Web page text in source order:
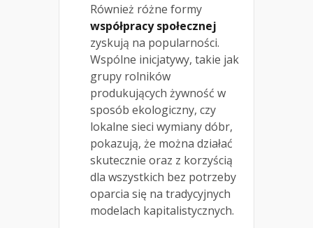
Również różne formy
współpracy społecznej
zyskują na popularności.
Wspólne inicjatywy, takie jak
grupy rolników
produkujących żywność w
sposób ekologiczny, czy
lokalne sieci wymiany dóbr,
pokazują, że można działać
skutecznie oraz z korzyścią
dla wszystkich bez potrzeby
oparcia się na tradycyjnych
modelach kapitalistycznych.